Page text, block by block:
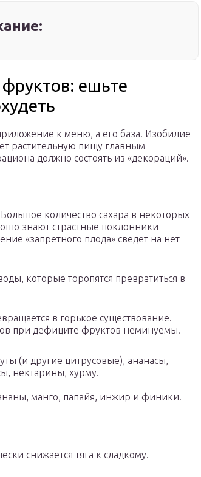
ешьте
к меню, а его база. Изобилие
растительную пищу главным
должно состоять из «декораций».
количество сахара в некоторых
знают страстные поклонники
«запретного плода» сведет на нет
которые торопятся превратиться в
в горькое существование.
при дефиците фруктов неминуемы!
(и другие цитрусовые), ананасы,
нектарины, хурму.
манго, папайя, инжир и финики.
снижается тяга к сладкому.